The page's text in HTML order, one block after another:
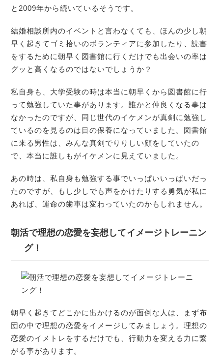
と2009年から続いているそうです。
結婚相談所内のイベントと言わなくても、ほんの少し朝
早く起きてゴミ拾いのボランティアに参加したり、読書
をするために朝早く図書館に行くだけでも出会いの率は
グッと高くなるのではないでしょうか？
私自身も、大学受験の時は本当に朝早くから図書館に行
って勉強していた事があります。誰かと仲良くなる事は
なかったのですが、同じ世代のイケメンが真剣に勉強し
ているのを見るのは目の保養になっていました。図書館
に来る男性は、みんな真剣でりりしい顔をしていたの
で、本当に誰しもがイケメンに見えていました。
あの時は、私自身も勉強する事でいっぱいいっぱいだっ
たのですが、もし少しでも声をかけたりする勇気が私に
あれば、運命の歯車は変わっていたのかもしれません。
朝活で理想の恋愛を妄想してイメージトレーニン
グ！
朝早く起きてどこかに出かけるのが面倒な人は、まず布
団の中で理想の恋愛をイメージしてみましょう。理想の
恋愛のイメトレをするだけでも、行動力を変える力に繋
がる事があります。